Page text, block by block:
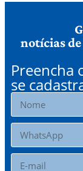
notícias de
Preencha
se